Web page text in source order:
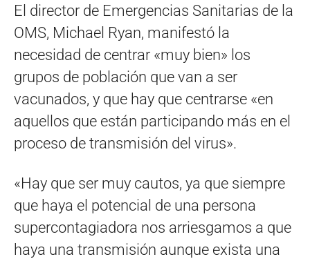
El director de Emergencias Sanitarias de la
OMS, Michael Ryan, manifestó la
necesidad de centrar «muy bien» los
grupos de población que van a ser
vacunados, y que hay que centrarse «en
aquellos que están participando más en el
proceso de transmisión del virus».
«Hay que ser muy cautos, ya que siempre
que haya el potencial de una persona
supercontagiadora nos arriesgamos a que
haya una transmisión aunque exista una